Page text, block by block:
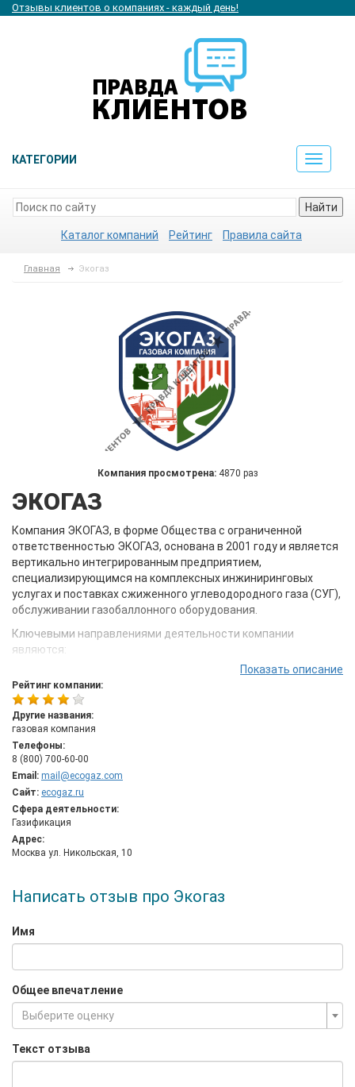
Отзывы клиентов о компаниях - каждый день!
КАТЕГОРИИ
Toggle
Найти
Каталог компаний Рейтинг Правила сайта
Главная Экогаз
Компания просмотрена: 4870 раз
ЭКОГАЗ
Компания ЭКОГАЗ, в форме Общества с ограниченной
ответственностью ЭКОГАЗ, основана в 2001 году и является
вертикально интегрированным предприятием,
специализирующимся на комплексных инжиниринговых
услугах и поставках сжиженного углеводородного газа (СУГ),
обслуживании газобаллонного оборудования.
Ключевыми направлениями деятельности компании
являются:
автономная и резервная газификация частных жилых
загородных домов;
проектирование и строительство газоналивных
станций (ГНС), автогазозаправочных станций (АГЗС);
поселков, предприятий и производственных объектов;
продажа и сервис газового оборудования: гриллей,
барбекю и уличных обогревателей;
заправка, продажа, обмен и сервисное обслуживание
газовых баллонов;
предприятиям.
Показать описание
Рейтинг компании:
Другие названия:
газовая компания
Телефоны:
8 (800) 700-60-00
Email: mail@ecogaz.com
Сайт: ecogaz.ru
Сфера деятельности:
Газификация
Адрес:
Москва ул. Никольская, 10
Написать отзыв про Экогаз
Имя
Общее впечатление
Выберите оценку
Текст отзыва